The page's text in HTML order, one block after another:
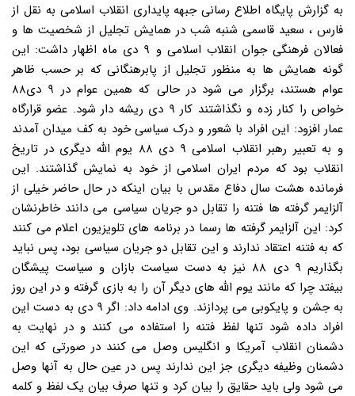
به گزارش پایگاه اطلاع رسانی جبهه پایداری انقلاب اسلامی به نقل از
فارس ، سعید قاسمی شنبه شب در همایش تجلیل از شخصیت ها و
فعالان فرهنگی جوان انقلاب اسلامی و ۹ دی ماه اظهار داشت: این
گونه همایش ها به منظور تجلیل از پابرهنگانی که بر حسب ظاهر
عوام هستند، برگزار می شود در حالی که همین عوام در ۹ دی۸۸
خواص را کنار زده و نگذاشتند کار ۹ دی ریشه دار شود. عضو قرارگاه
عمار افزود: این افراد با شعور و درک سیاسی خود به کف میدان آمدند
و به تعبیر رهبر انقلاب اسلامی ۹ دی ۸۸ یوم الله دیگری در تاریخ
انقلاب بود که مردم ایران اسلامی از خود به نمایش گذاشتند. این
فرمانده هشت سال دفاع مقدس با بیان اینکه در حال حاضر خیلی از
آلزایمر گرفته ها فتنه را تقابل دو جریان سیاسی می دانند خاطرنشان
کرد: این آلزایمر گرفته ها رسما در برنامه های تلویزیون اعلام می کنند
که به فتنه اعتقاد ندارند و این تقابل دو جریان سیاسی بود، پس نباید
بگذاریم ۹ دی ۸۸ نیز به دست سیاست بازان و سیاست پیشگان
بیفتد چرا که مانند یوم الله های دیگر آن را به بازی گرفته و در این روز
به جشن و پایکوبی می پردازند. وی ادامه داد: اگر ۹ دی به دست این
افراد داده شود تنها لفظ فتنه را استفاده می کنند و در نهایت به
دشمنان انقلاب آمریکا و انگلیس وصل می کنند در صورتی که این
دشمنان وظیفه دیگری جز این ندارند پس در عین حال به آنها وصل
می شود ولی باید حقایق را بیان کرد و تنها صرف بیان یک لفظ و کلمه